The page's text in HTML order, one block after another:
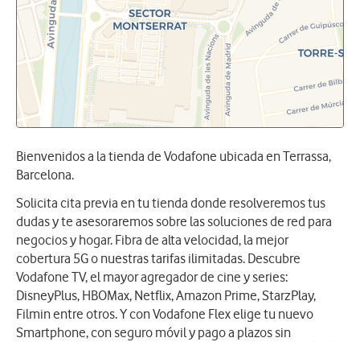
Bienvenidos a la tienda de Vodafone ubicada en Terrassa,
Barcelona.
Solicita cita previa en tu tienda donde resolveremos tus
dudas y te asesoraremos sobre las soluciones de red para
negocios y hogar. Fibra de alta velocidad, la mejor
cobertura 5G o nuestras tarifas ilimitadas. Descubre
Vodafone TV, el mayor agregador de cine y series:
DisneyPlus, HBOMax, Netflix, Amazon Prime, StarzPlay,
Filmin entre otros. Y con Vodafone Flex elige tu nuevo
Smartphone, con seguro móvil y pago a plazos sin